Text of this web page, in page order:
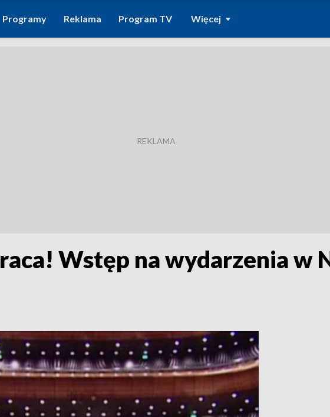
Programy Reklama Program TV Więcej
Wstęp na wydarzenia w